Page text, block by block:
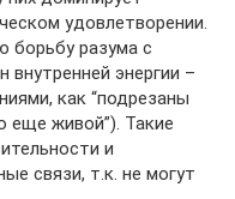
удовлетворении.
борьбу разума с
внутренней энергии –
как “подрезаны
еще живой”). Такие
и
связи, т.к. не могут